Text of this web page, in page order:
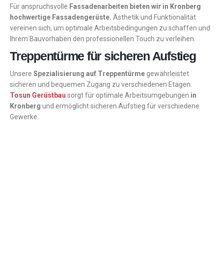
Für anspruchsvolle Fassadenarbeiten bieten wir in Kronberg
hochwertige Fassadengerüste. Ästhetik und Funktionalität
vereinen sich, um optimale Arbeitsbedingungen zu schaffen und
Ihrem Bauvorhaben den professionellen Touch zu verleihen.
Treppentürme für sicheren Aufstieg
Unsere Spezialisierung auf Treppentürme gewährleistet
sicheren und bequemen Zugang zu verschiedenen Etagen.
Tosun Gerüstbau sorgt für optimale Arbeitsumgebungen in
Kronberg und ermöglicht sicheren Aufstieg für verschiedene
Gewerke.